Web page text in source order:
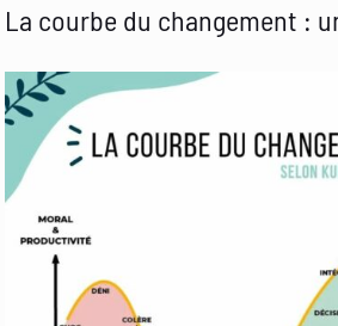
La courbe du changement :